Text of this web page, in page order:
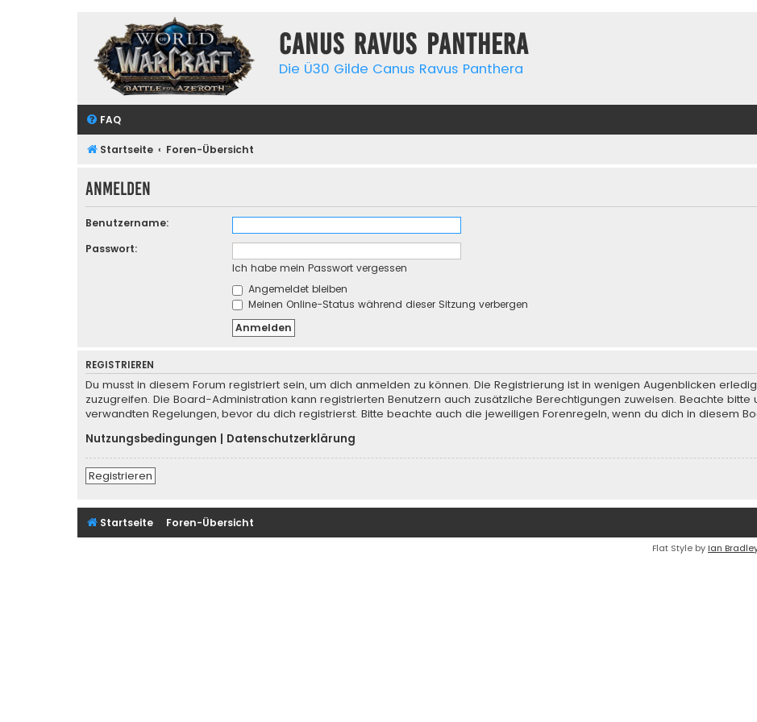
Canus Ravus Panthera
Die Ü30 Gilde Canus Ravus Panthera
FAQ
Startseite Foren-Übersicht
Anmelden
Benutzername:
Passwort:
Ich habe mein Passwort vergessen
Angemeldet bleiben
Meinen Online-Status während dieser Sitzung verbergen
REGISTRIEREN
Du musst in diesem Forum registriert sein, um dich anmelden zu können. Die Registrierung ist in wenigen Augenblicken
zuzugreifen. Die Board-Administration kann registrierten Benutzern auch zusätzliche Berechtigungen zuweisen. Beachte
verwandten Regelungen, bevor du dich registrierst. Bitte beachte auch die jeweiligen Forenregeln, wenn du dich in diesem
Nutzungsbedingungen
Datenschutzerklärung
Registrieren
Startseite Foren-Übersicht
Flat Style by Ian